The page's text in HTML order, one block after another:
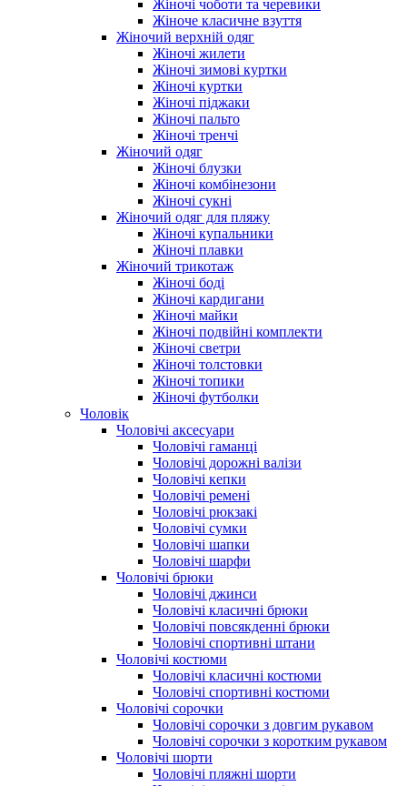
Жіночі чоботи та черевики
Жіноче класичне взуття
Жіночий верхній одяг
Жіночі жилети
Жіночі зимові куртки
Жіночі куртки
Жіночі піджаки
Жіночі пальто
Жіночі тренчі
Жіночий одяг
Жіночі блузки
Жіночі комбінезони
Жіночі сукні
Жіночий одяг для пляжу
Жіночі купальники
Жіночі плавки
Жіночий трикотаж
Жіночі боді
Жіночі кардигани
Жіночі майки
Жіночі подвійні комплекти
Жіночі светри
Жіночі толстовки
Жіночі топики
Жіночі футболки
Чоловік
Чоловічі аксесуари
Чоловічі гаманці
Чоловічі дорожні валізи
Чоловічі кепки
Чоловічі ремені
Чоловічі рюкзакі
Чоловічі сумки
Чоловічі шапки
Чоловічі шарфи
Чоловічі брюки
Чоловічі джинси
Чоловічі класичні брюки
Чоловічі повсякденні брюки
Чоловічі спортивні штани
Чоловічі костюми
Чоловічі класичні костюми
Чоловічі спортивні костюми
Чоловічі сорочки
Чоловічі сорочки з довгим рукавом
Чоловічі сорочки з коротким рукавом
Чоловічі шорти
Чоловічі пляжні шорти